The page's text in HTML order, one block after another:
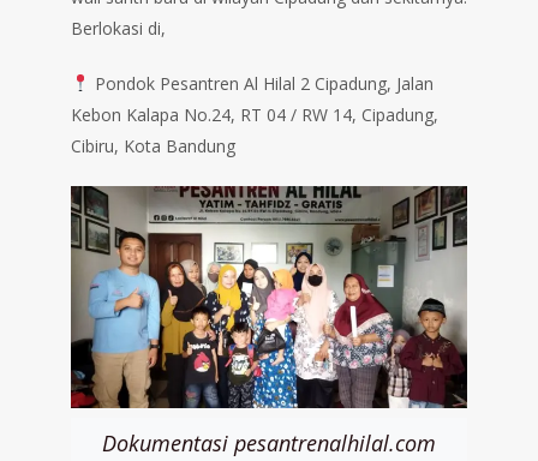
Berlokasi di,
Pondok Pesantren Al Hilal 2 Cipadung, Jalan
Kebon Kalapa No.24, RT 04 / RW 14, Cipadung,
Cibiru, Kota Bandung
Dokumentasi pesantrenalhilal.com